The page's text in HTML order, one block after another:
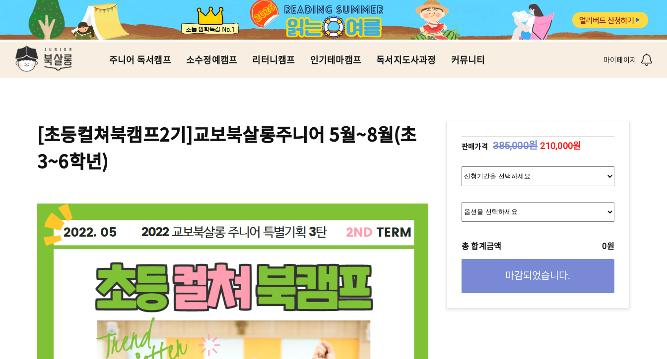
주니어 독서캠프 소수정예캠프 리터니캠프 인기테마캠프 독서지도사과정 커뮤니티 마이페이지
[초등컬쳐북캠프2기]교보북살롱주니어 5월~8월(초
3~6학년)
판매가격 385,000원 210,000원
총 합계금액 0원
마감되었습니다.